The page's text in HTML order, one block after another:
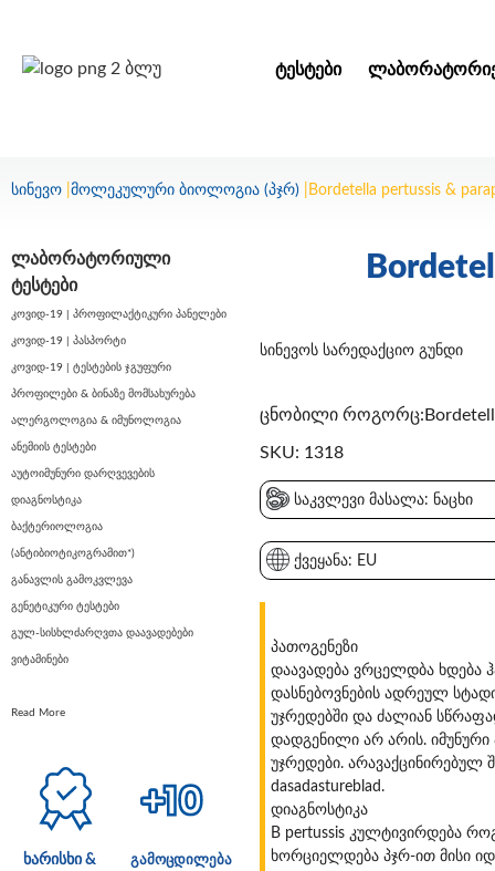
ᲢᲔᲡᲢᲔᲑᲘ
სინევო მოლეკულური ბიოლოგია (პჯრ) Bordetella pertussis &
ლაბორატორიული
ტესტები
კოვიდ-19 | პროფილაქტიკური პანელები
კოვიდ-19 | პასპორტი
კოვიდ-19 | ტესტების ჯგუფური
პროფილები & ბინაზე მომსახურება
ალერგოლოგია & იმუნოლოგია
ანემიის ტესტები
აუტოიმუნური დარღვევების
დიაგნოსტიკა
ბაქტერიოლოგია
(ანტიბიოტიკოგრამით*)
განავლის გამოკვლევა
გენეტიკური ტესტები
გულ-სისხლძარღვთა დაავადებები
ვიტამინები
Read More
ხარისხი &
გამოცდილება
სინევოს სარედაქციო გუნდი
ცნობილი როგორც:Bordetella
SKU: 1318
საკვლევი მასალა: ნაცხი
ქვეყანა: EU
პათოგენეზი
დაავადება ვრცელდბა ხდება
დასნებოვნების ადრეულ
უჯრედებში და ძალიან
დადგენილი არ არის. იმუნური
უჯრედები. არავაქცინირებულ
dasadastureblad.
დიაგნოსტიკა
B pertussis კულტივირდება
ხორციელდება პჯრ-ით მისი